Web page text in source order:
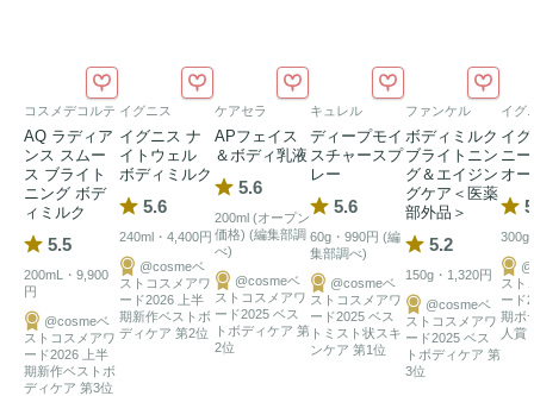
コスメデコルテ
AQ ラディア
ンス スムー
ス ブライト
ニング ボデ
ィミルク
5.5
200mL・9,900
円
@cosmeベ
ストコスメアワ
ード2026 上半
期新作ベストボ
ディケア 第3位
イグニス
イグニス ナ
イトウェル
ボディミルク
5.6
240ml・4,400円
@cosmeベ
ストコスメアワ
ード2026 上半
期新作ベストボ
ディケア 第2位
ケアセラ
APフェイス
＆ボディ乳液
5.6
200ml (オープン
価格) (編集部調
べ)
@cosmeベ
ストコスメアワ
ード2025 ベス
トボディケア 第
2位
キュレル
ディープモイ
スチャースプ
レー
5.6
60g・990円 (編
集部調べ)
@cosmeベ
ストコスメアワ
ード2025 ベス
トミスト状スキ
ンケア 第1位
ファンケル
ボディミルク
ブライトニン
グ＆エイジン
グケア＜医薬
部外品＞
5.2
150g・1,320円
@cosmeベ
ストコスメアワ
ード2025 ベス
トボディケア 第
3位
イグ
イ
ニ
オ
300g
スト
ード
期ボ
人賞